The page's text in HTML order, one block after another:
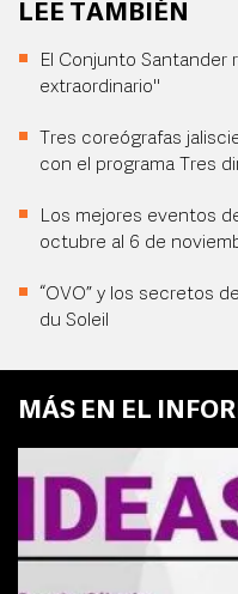
LEE TAMBIÉN
El Conjunto Santander
extraordinario"
Tres coreógrafas
con el programa Tres
Los mejores eventos
octubre al 6 de
“OVO” y los secretos
du Soleil
MÁS EN EL